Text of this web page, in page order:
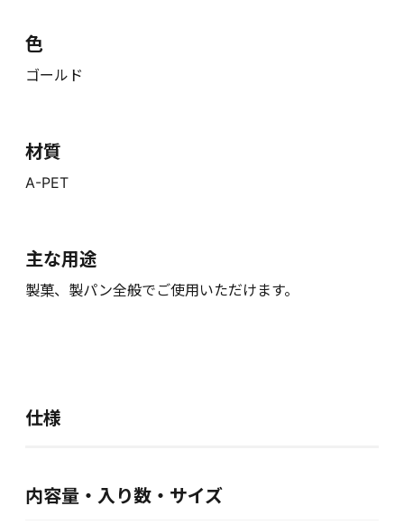
色
ゴールド
材質
A-PET
主な用途
製菓、製パン全般でご使用いただけます。
仕様
内容量・入り数・サイズ